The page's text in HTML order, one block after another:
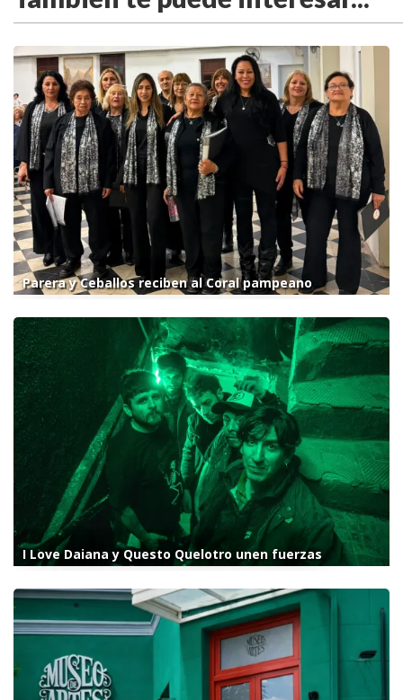
Parera y Ceballos reciben al Coral pampeano
I Love Daiana y Questo Quelotro unen fuerzas